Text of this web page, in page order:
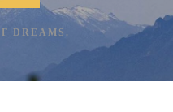
DREAMS.